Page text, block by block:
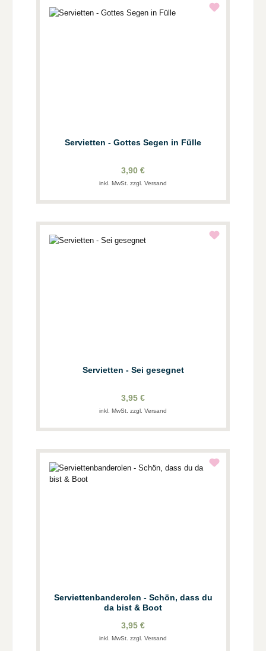
Servietten - Gottes Segen in Fülle
3,90 €
inkl. MwSt. zzgl. Versand
Servietten - Sei gesegnet
3,95 €
inkl. MwSt. zzgl. Versand
Serviettenbanderolen - Schön, dass du
da bist & Boot
3,95 €
inkl. MwSt. zzgl. Versand